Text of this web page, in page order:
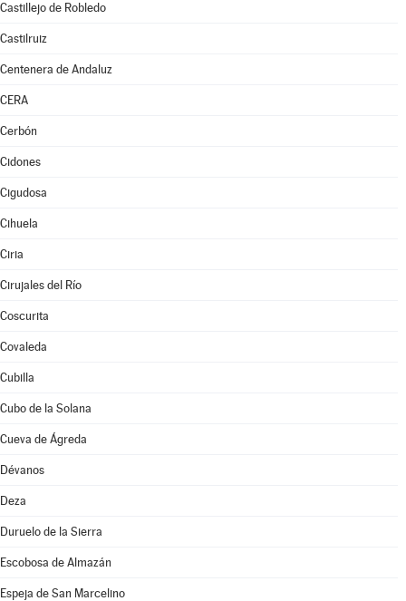
Castillejo de Robledo
Castilruiz
Centenera de Andaluz
CERA
Cerbón
Cidones
Cigudosa
Cihuela
Ciria
Cirujales del Río
Coscurita
Covaleda
Cubilla
Cubo de la Solana
Cueva de Ágreda
Dévanos
Deza
Duruelo de la Sierra
Escobosa de Almazán
Espeja de San Marcelino